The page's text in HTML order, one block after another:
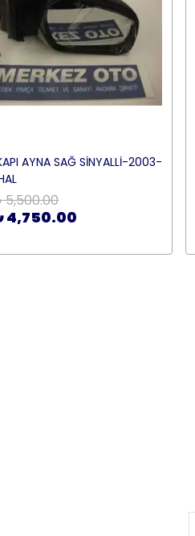
AYNA SAĞ SİNYALLİ-2003-
5,500.00
4,750.00